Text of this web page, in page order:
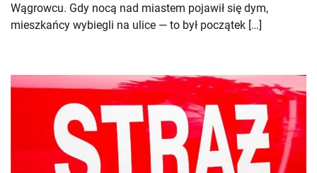
Wągrowcu. Gdy nocą nad miastem pojawił się dym,
mieszkańcy wybiegli na ulice — to był początek […]